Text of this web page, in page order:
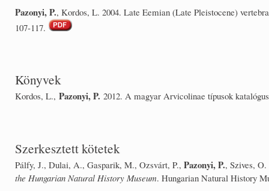
Pazonyi, P., Kordos, L. 2004. Late Eemian (Late Pleistocene)
107-117.
Könyvek
Kordos, L., Pazonyi, P. 2012. A magyar Arvicolinae típusok
Szerkesztett kötetek
Pálfy, J., Dulai, A., Gasparik, M., Ozsvárt, P., Pazonyi, P., Szives,
the Hungarian Natural History Museum. Hungarian Natural History